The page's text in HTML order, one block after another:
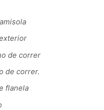
de correr
de correr.
flanela